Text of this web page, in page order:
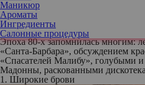
Маникюр
Ароматы
Ингредиенты
Салонные процедуры
Сейчас главный источник
телевидении и визуальной
это десятилетие вернуло нам
стрижки «под горшок» и маллет.
Эпоха 80-х запомнилась многим:
«Санта-Барбара», обсуждением
«Спасателей Малибу», голубыми
Мадонны, раскованными
1. Широкие брови